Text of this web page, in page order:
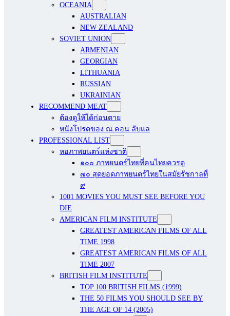
OCEANIA
AUSTRALIAN
NEW ZEALAND
SOVIET UNION
ARMENIAN
GEORGIAN
LITHUANIA
RUSSIAN
UKRAINIAN
RECOMMEND MEAT
ต้องดูให้ได้ก่อนตาย
หนังโปรดของ ณ.คอน ลับแล
PROFESSIONAL LIST
หอภาพยนตร์แห่งชาติ
๑๐๐ ภาพยนตร์ไทยที่คนไทยควรดู
๗๐ สุดยอดภาพยนตร์ไทยในสมัยรัชกาลที่
๙
1001 MOVIES YOU MUST SEE BEFORE YOU
DIE
AMERICAN FILM INSTITUTE
GREATEST AMERICAN FILMS OF ALL
TIME 1998
GREATEST AMERICAN FILMS OF ALL
TIME 2007
BRITISH FILM INSTITUTE
TOP 100 BRITISH FILMS (1999)
THE 50 FILMS YOU SHOULD SEE BY
THE AGE OF 14 (2005)